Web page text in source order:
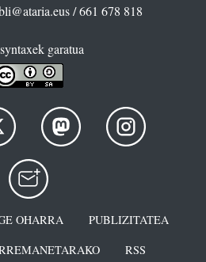
/ 661 678 818
garatua
OHARRA
PUBLIZITATEA
RSS